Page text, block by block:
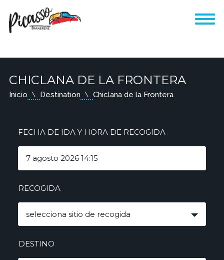
CHICLANA DE LA FRONTERA
Inicio Destination Chiclana de la Frontera
FECHA DE IDA Y HORA DE RECOGIDA
RECOGIDA
selecciona sitio de recogida
DESTINO